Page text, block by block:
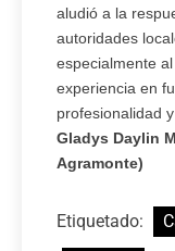
aludió a la
autoridades
especialmente
experiencia en
profesionalidad
Gladys Daylin
Agramonte)
Etiquetado: